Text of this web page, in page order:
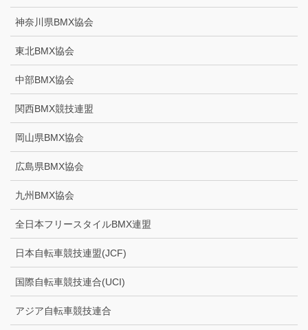
神奈川県BMX協会
東北BMX協会
中部BMX協会
関西BMX競技連盟
岡山県BMX協会
広島県BMX協会
九州BMX協会
全日本フリースタイルBMX連盟
日本自転車競技連盟(JCF)
国際自転車競技連合(UCI)
アジア自転車競技連合